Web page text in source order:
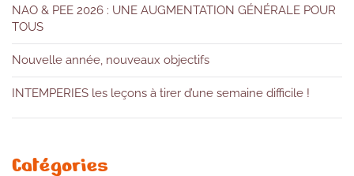
NAO & PEE 2026 : UNE AUGMENTATION GÉNÉRALE POUR
TOUS
Nouvelle année, nouveaux objectifs
INTEMPERIES les leçons à tirer d’une semaine difficile !
Catégories